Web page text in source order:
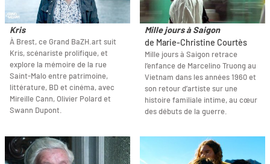
Kris
À Brest, ce Grand BaZH.art suit
Kris, scénariste prolifique, et
explore la mémoire de la rue
Saint-Malo entre patrimoine,
littérature, BD et cinéma, avec
Mireille Cann, Olivier Polard et
Swann Dupont.
Mille jours à Saigon
de Marie-Christine Courtès
Mille jours à Saigon retrace
l’enfance de Marcelino Truong au
Vietnam dans les années 1960 et
son retour d’artiste sur une
histoire familiale intime, au cœur
des débuts de la guerre.